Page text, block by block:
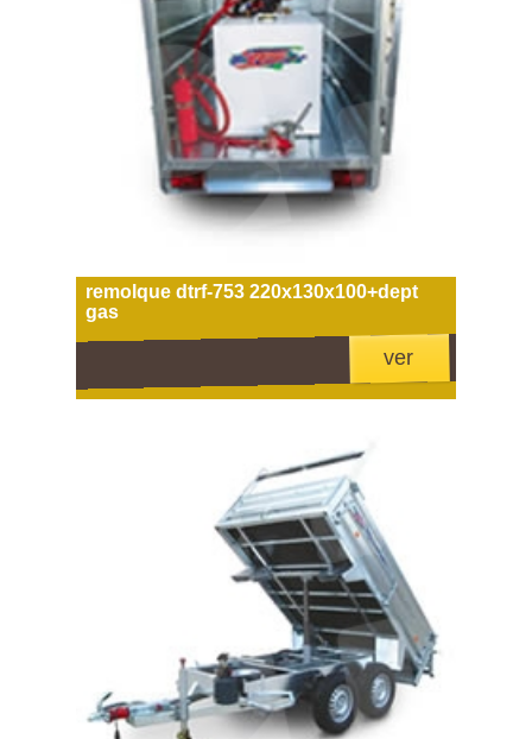
remolque dtrf-753 220x130x100+dept
gas
ver